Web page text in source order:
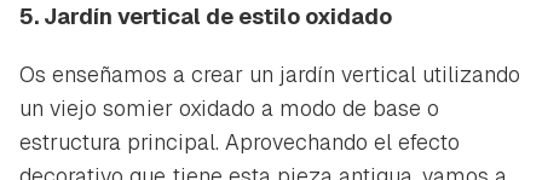
5. Jardín vertical de estilo oxidado
Os enseñamos a crear un jardín vertical utilizando
un viejo somier oxidado a modo de base o
estructura principal. Aprovechando el efecto